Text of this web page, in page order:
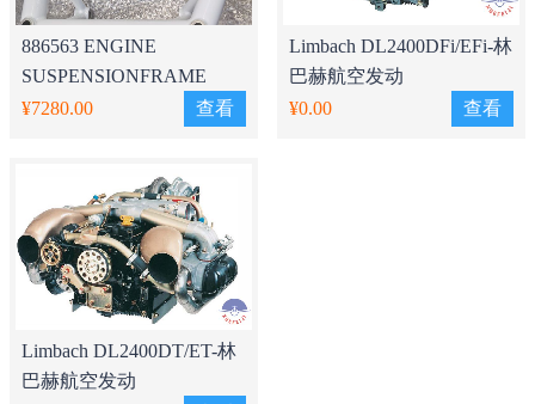
886563 ENGINE
SUSPENSIONFRAME
FRAME for 912is发动机悬
¥7280.00 查看
Limbach DL2400DFi/EFi-林
巴赫航空发动
机-74KW(100HP)
¥0.00 查看
Limbach DL2400DT/ET-林
巴赫航空发动